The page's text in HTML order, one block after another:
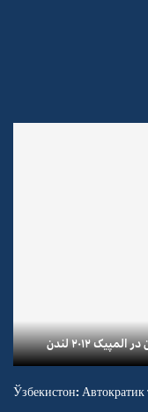
۲۰۱۲ لندن
Ўзбекистон: